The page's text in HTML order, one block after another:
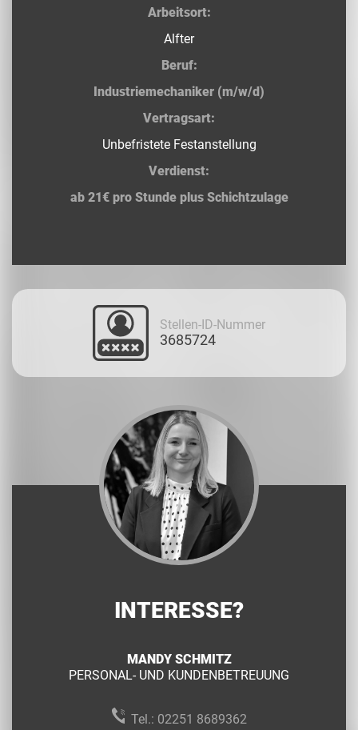
Arbeitsort:
Alfter
Beruf:
Industriemechaniker (m/w/d)
Vertragsart:
Unbefristete Festanstellung
Verdienst:
ab 21€ pro Stunde plus Schichtzulage
Stellen-ID-Nummer
3685724
INTERESSE?
MANDY SCHMITZ
PERSONAL- UND KUNDENBETREUUNG
Tel.: 02251 8689362